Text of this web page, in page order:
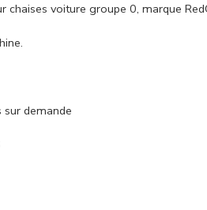
chaises voiture groupe 0, marque
demande